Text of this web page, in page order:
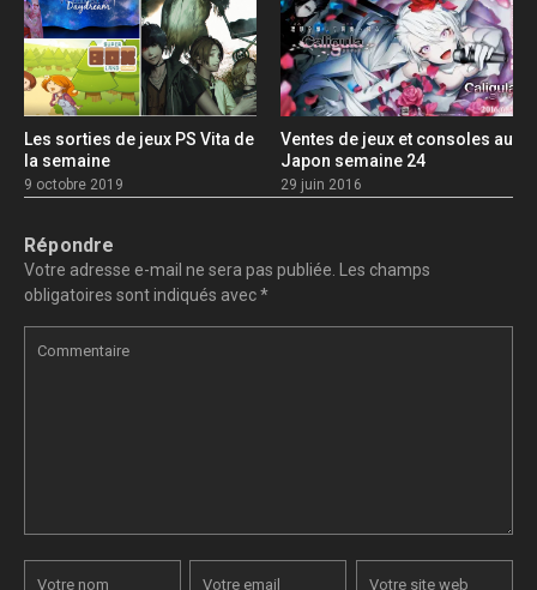
Les sorties de jeux PS Vita de
la semaine
9 octobre 2019
Ventes de jeux et consoles au
Japon semaine 24
29 juin 2016
Répondre
Votre adresse e-mail ne sera pas publiée.
Les champs
obligatoires sont indiqués avec*